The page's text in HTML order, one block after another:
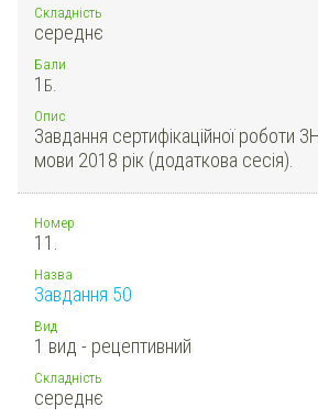
Складність
середнє
Бали
1 Б.
Опис
Завдання сертифікаційної роботи
мови 2018 рік (додаткова сесія).
Номер
11.
Назва
Завдання 50
Вид
1 вид - рецептивний
Складність
середнє